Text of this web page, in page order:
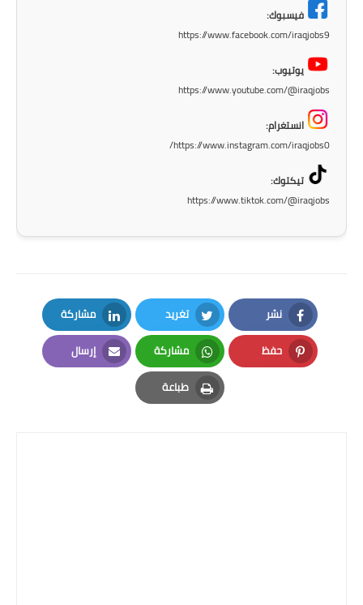
الطقس
العطل
صحة وطب
فن ومشاهير
فيسبوك:
https://www.facebook.com/iraqjobs9
يوتيوب:
https://www.youtube.com/@iraqjobs
انستغرام:
https://www.instagram.com/iraqjobs0/
تيكتوك:
https://www.tiktok.com/@iraqjobs
نشر
Facebook
تغريد
Twitter
مشاركة
LinkedIn
حفظ
Pinterest
مشاركة
Whatsapp
إرسال
Email
طباعة
Print